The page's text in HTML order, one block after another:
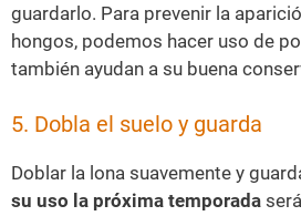
guardarlo. Para prevenir la
hongos, podemos hacer uso de
también ayudan a su buena
5. Dobla el suelo y guarda
Doblar la lona suavemente y
su uso la próxima temporada